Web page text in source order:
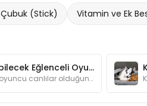
Çubuk (Stick) Vitamin ve Ek
Köpekle Oynanabilecek Eğlenceli Oyunlar
Köpeklerin ne kadar oyuncu canlılar olduğunu anlatmamıza gerek var mı? Oyunlar hem köpeğinizin zeka gelişimine katkı sağlar hem de onu mutlu eder.